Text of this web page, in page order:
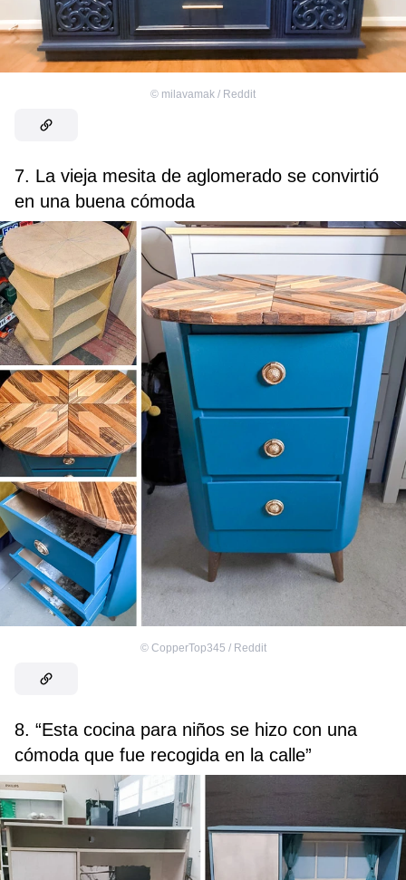
© milavamak / Reddit
7. La vieja mesita de aglomerado se convirtió
en una buena cómoda
© CopperTop345 / Reddit
8. “Esta cocina para niños se hizo con una
cómoda que fue recogida en la calle”